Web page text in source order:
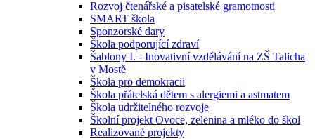
Rozvoj čtenářské a pisatelské gramotnosti
SMART škola
Sponzorské dary
Škola podporující zdraví
Šablony I. - Inovativní vzdělávání na ZŠ Talicha
v Mostě
Škola pro demokracii
Škola přátelská dětem s alergiemi a astmatem
Škola udržitelného rozvoje
Školní projekt Ovoce, zelenina a mléko do škol
Realizované projekty